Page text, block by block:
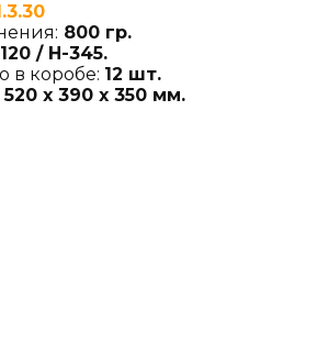
800 гр.
/ H-345.
в коробе: 12 шт.
520 х 390 х 350 мм.